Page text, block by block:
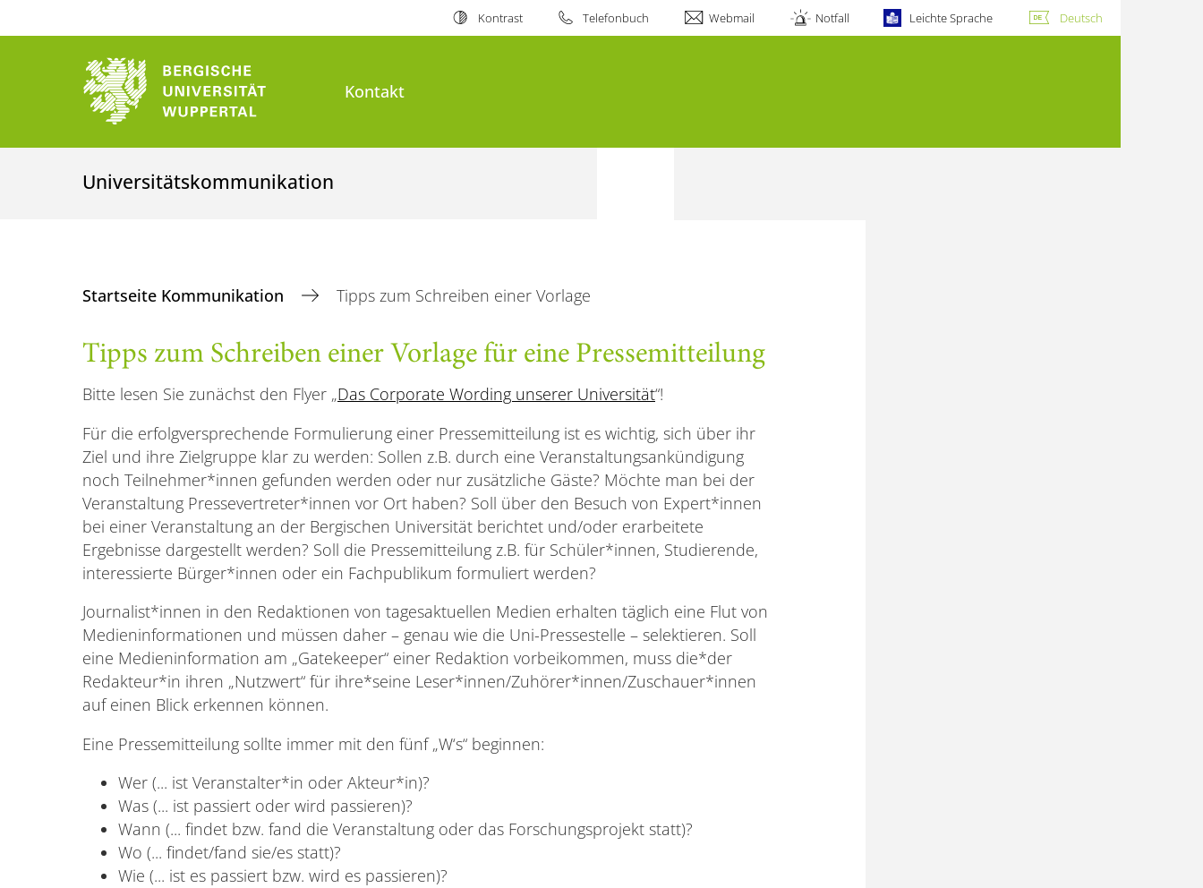
Kontrast Telefonbuch Webmail Notfall Leichte Sprache Deutsch
Kontakt
Universitätskommunikation
Startseite Kommunikation Tipps zum Schreiben einer Vorlage
Tipps zum Schreiben einer Vorlage für eine Pressemitteilung
Bitte lesen Sie zunächst den Flyer „Das Corporate Wording unserer Universität“!
Für die erfolgversprechende Formulierung einer Pressemitteilung ist es wichtig, sich über ihr
Ziel und ihre Zielgruppe klar zu werden: Sollen z.B. durch eine Veranstaltungsankündigung
noch Teilnehmer*innen gefunden werden oder nur zusätzliche Gäste? Möchte man bei der
Veranstaltung Pressevertreter*innen vor Ort haben? Soll über den Besuch von Expert*innen
bei einer Veranstaltung an der Bergischen Universität berichtet und/oder erarbeitete
Ergebnisse dargestellt werden? Soll die Pressemitteilung z.B. für Schüler*innen, Studierende,
interessierte Bürger*innen oder ein Fachpublikum formuliert werden?
Journalist*innen in den Redaktionen von tagesaktuellen Medien erhalten täglich eine Flut von
Medieninformationen und müssen daher – genau wie die Uni-Pressestelle – selektieren. Soll
eine Medieninformation am „Gatekeeper“ einer Redaktion vorbeikommen, muss die*der
Redakteur*in ihren „Nutzwert“ für ihre*seine Leser*innen/Zuhörer*innen/Zuschauer*innen
auf einen Blick erkennen können.
Eine Pressemitteilung sollte immer mit den fünf „W‘s“ beginnen:
Wer (... ist Veranstalter*in oder Akteur*in)?
Was (... ist passiert oder wird passieren)?
Wann (... findet bzw. fand die Veranstaltung oder das Forschungsprojekt statt)?
Wo (... findet/fand sie/es statt)?
Wie (... ist es passiert bzw. wird es passieren)?